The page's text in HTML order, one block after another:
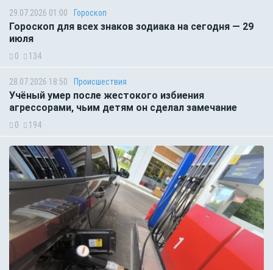
29.07.2026 01:00 Гороскоп
Гороскоп для всех знаков зодиака на сегодня — 29
июля
0 134
28.07.2026 18:50 Происшествия
Учёный умер после жестокого избиения
агрессорами, чьим детям он сделал замечание
0 194